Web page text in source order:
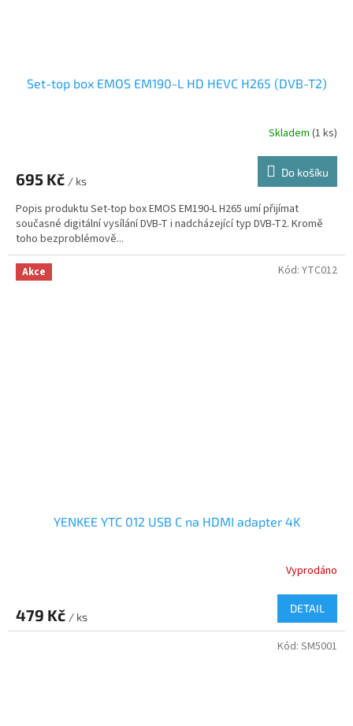
Set-top box EMOS EM190-L HD HEVC H265 (DVB-T2)
Skladem (1 ks)
695 Kč / ks
Do košíku
Popis produktu Set-top box EMOS EM190-L H265 umí přijímat
současné digitální vysílání DVB-T i nadcházející typ DVB-T2. Kromě
toho bezproblémově...
Akce
YENKEE YTC 012 USB C na HDMI adapter 4K
Vyprodáno
479 Kč / ks
DETAIL
Kód: YTC012
Kód: SM5001